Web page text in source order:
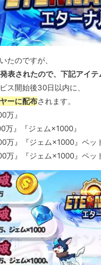
たのですが、
表されたので、下記アイテ
ス開始後30日以内に、
ーに配布されます。
万』
万』『ジェム×1000』
万』『ジェム×1000』ペッ
万』『ジェム×1000』ペッ